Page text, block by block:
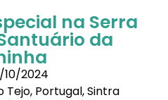
na Serra
da
10/2024
Tejo, Portugal,Sintra